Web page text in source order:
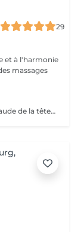
29
et à l'harmonie
massages
Massage ayurvédique ABHYANGA à l'huile chaude de la tête aux pieds C'est un massage enveloppant et relaxant aux huiles végétales chaudes et des huiles essentielles, soigneusement sélectionnées en fonction des bienfaits recherchés et pour équilibrer votre Dosha (Vata, Kapha ou Pitta). De manière générale, ce massage permet de détoxifier, revitaliser et de lutter contre le stress et le vieillissement. Lors de la séance la praticienne utilise différentes huiles précieuses auyurvediques Des huiles ayurvédique capillaires Huile Keranya Potion capillaire puissante à base de graines du Cumin Noir pour les forces des cheveux Huile Ambhring Revitaliseur aux herbes Amla et Bhringraj (pour les cheveux mous, sans vie, matures et grisonnants) Huile Nectar Rukshadi pour les cheveux secs et au cuir chevelu squameux Elixir capillaire Saromyas avec l'extrait de Lotus sacré pour les cheveux terne, sans éclat et rêches Les huiles ayurvédiques précieuses pour le visage Huile Bharanyu revitalisante au curcuma, de la racine apaisante de Manjistha, de fruit Amla et de la cannelle. Huile Saine Paraania purifiante et éclaircissante de l'arbre quinquina d'Inde avec les huiles essentielles de Gardénia, de Jasmin et de Néroli. Ces huiles sont reparties en grande quantité sur l'ensemble du corps. Du cuir chevelu aux orteils, chaque zone du corps est massée pour le libérer de toutes ses tensions. Selon l'esprit d'Abyhanga, les énergies négatives glissent sur le corps bien huilé et ne peuvent pas s'accrocher.